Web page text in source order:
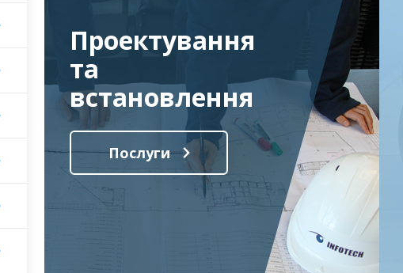
Проектування
та
встановлення
Послуги